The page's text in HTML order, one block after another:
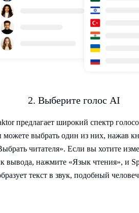
2. Выберите голос AI
предлагает широкий спектр
можете выбрать один из них, нажав
читателя». Если вы хотите
вывода, нажмите «Язык чтения», и
текст в звук, подобный